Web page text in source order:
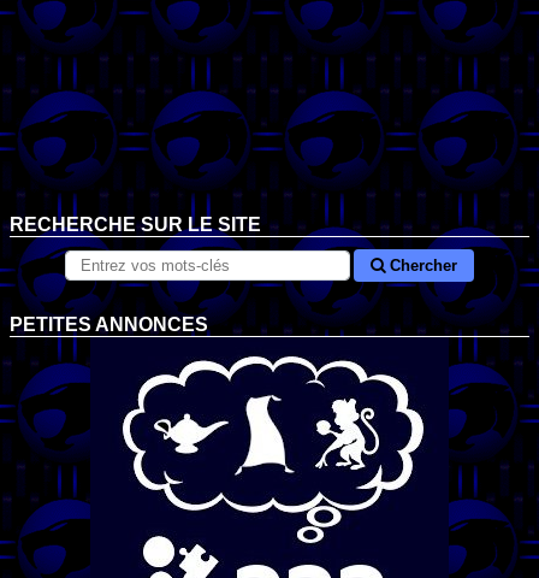
RECHERCHE SUR LE SITE
Chercher
PETITES ANNONCES